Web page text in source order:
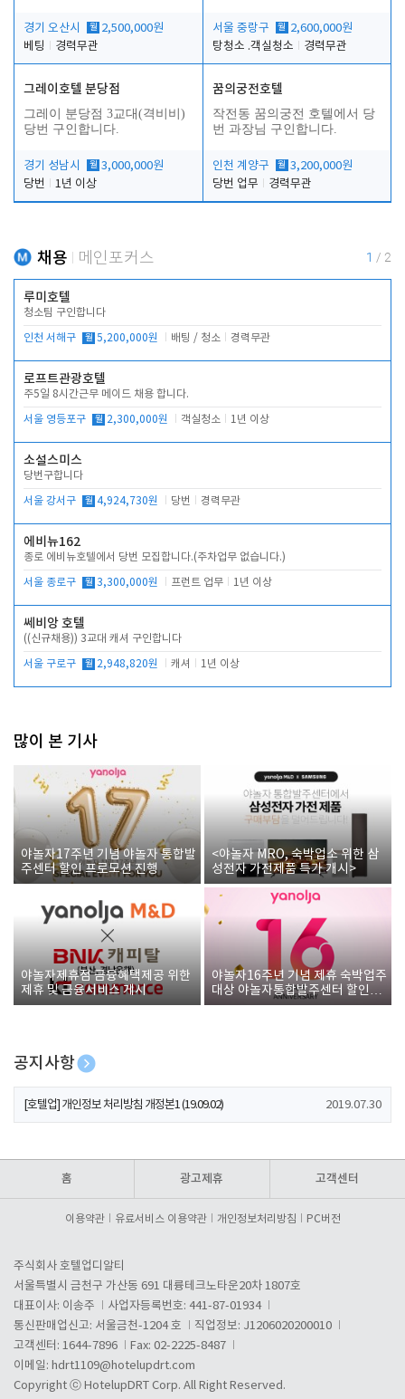
경기 오산시 월 2,500,000원
베팅
경력무관
서울 중랑구 월 2,600,000원
탕청소 .객실청소
경력무관
그레이호텔 분당점
그레이 분당점 3교대(격비비)
당번 구인합니다.
경기 성남시 월 3,000,000원
당번
1년 이상
꿈의궁전호텔
작전동 꿈의궁전 호텔에서 당
번 과장님 구인합니다.
인천 계양구 월 3,200,000원
당번 업무
경력무관
채용 메인포커스 1 / 2
루미호텔
청소팀 구인합니다
인천 서해구 월 5,200,000원 배팅 / 청소 경력무관
로프트관광호텔
주5일 8시간근무 메이드 채용 합니다.
서울 영등포구 월 2,300,000원 객실청소 1년 이상
소설스미스
당번구합니다
서울 강서구 월 4,924,730원 당번 경력무관
에비뉴162
종로 에비뉴호텔에서 당번 모집합니다.(주차업무 없습니다.)
서울 종로구 월 3,300,000원 프런트 업무 1년 이상
쎄비앙 호텔
((신규채용)) 3교대 캐셔 구인합니다
서울 구로구 월 2,948,820원 캐셔 1년 이상
많이 본 기사
야놀자17주년 기념 야놀자 통합발
주센터 할인 프로모션 진행
<야놀자 MRO, 숙박업소 위한 삼
성전자 가전제품 특가 개시>
야놀자제휴점 금융혜택제공 위한
제휴 및 금융서비스 게시
야놀자16주년 기념 제휴 숙박업주
대상 야놀자통합발주센터 할인쿠
폰 증정
공지사항
[호텔업] 개인정보 처리방침 개정본2 (19.09.02)
[호텔업] 개인정보 처리방침 개정본1 (19.09.02) 2019.07.30
홈 광고제휴 고객센터
이용약관 유료서비스 이용약관 개인정보처리방침 PC버전
주식회사 호텔업디알티
서울특별시 금천구 가산동 691 대륭테크노타운20차 1807호
대표이사: 이송주
사업자등록번호: 441-87-01934
통신판매업신고: 서울금천-1204 호
직업정보: J1206020200010
고객센터: 1644-7896
Fax: 02-2225-8487
이메일: hdrt1109@hotelupdrt.com
Copyright ⓒ HotelupDRT Corp. All Right Reserved.